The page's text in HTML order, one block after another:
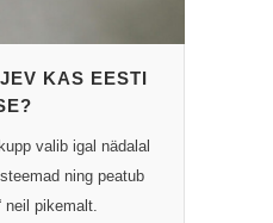
KAS EESTI
valib igal nädalal
ning peatub
neil pikemalt.